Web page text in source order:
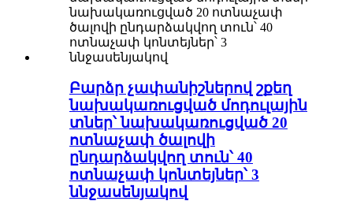
Բարձր չափանիշներով շքեղ
նախակառուցված մոդուլային
տներ՝ նախակառուցված 20
ոտնաչափ ծալովի
ընդարձակվող տուն՝ 40
ոտնաչափ կոնտեյներ՝ 3
ննջասենյակով